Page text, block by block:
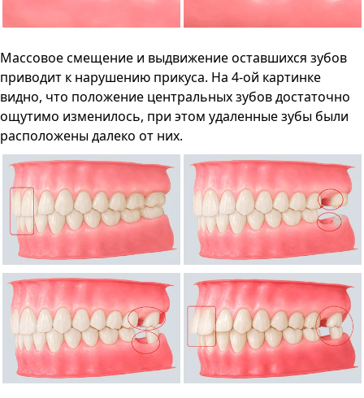
Массовое смещение и выдвижение оставшихся зубов
приводит к нарушению прикуса. На 4-ой картинке
видно, что положение центральных зубов достаточно
ощутимо изменилось, при этом удаленные зубы были
расположены далеко от них.